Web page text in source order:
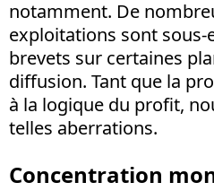
notamment. De
exploitations sont sous-
brevets sur certaines
diffusion. Tant que la
à la logique du profit,
telles aberrations.
Concentration